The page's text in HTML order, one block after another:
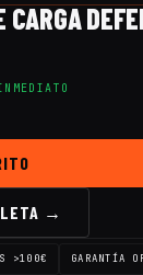
CARGA
→
>100€ GARANTÍA